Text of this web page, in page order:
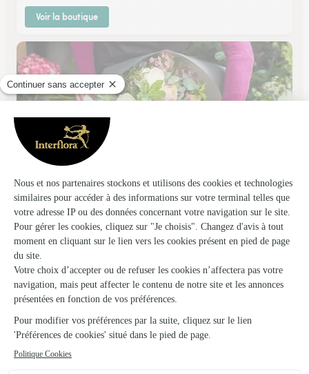
Voir la boutique
La Fleur en Bouton
Manosque
★★★★★4.8 (22)
Route de Volx Rond point de la madeleine
Voir la boutique